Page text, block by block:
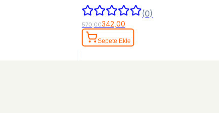
(0)
570,00342,00
Sepete Ekle